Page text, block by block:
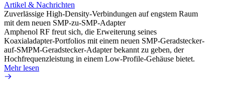
Artikel & Nachrichten
Zuverlässige High-Density-Verbindungen auf engstem Raum
mit dem neuen SMP-zu-SMP-Adapter
Amphenol RF freut sich, die Erweiterung seines
Koaxialadapter-Portfolios mit einem neuen SMP-Geradstecker-
auf-SMPM-Geradstecker-Adapter bekannt zu geben, der
Hochfrequenzleistung in einem Low-Profile-Gehäuse bietet.
Mehr lesen